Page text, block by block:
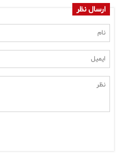
ارسال نظر